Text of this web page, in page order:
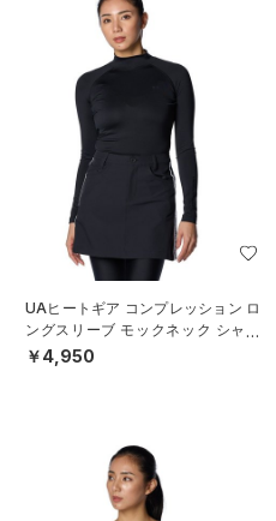
UAヒートギア コンプレッション ロ
ングスリーブ モックネック シャツ
（ゴルフ/WOMEN）
￥4,950